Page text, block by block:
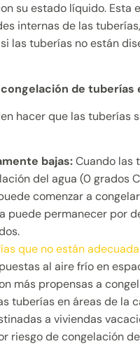
su estado líquido. Esta
internas de las
las tuberías no están
de tuberías
hacer que las tuberías
bajas:Cuando las
del agua (0 grados
comenzar a
puede permanecer por
que no están
al aire frío en
más propensas a
tuberías en áreas de la
a viviendas
riesgo de congelación